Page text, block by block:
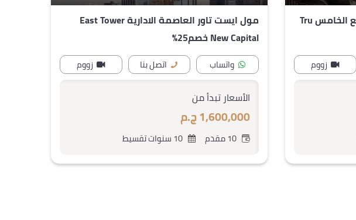
أسعار وتفاصيل كمبوند ترو التجمع الخامس Tru
زووم
مول ايست تاور العاصمة الادارية East Tower
New Capital خصم25%
واتساب اتصل بنا زووم
الأسعار تبدأ من
1,600,000 ج.م
10 مقدم 10 سنوات تقسيط